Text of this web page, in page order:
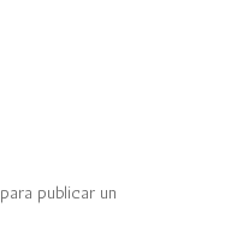
para publicar un